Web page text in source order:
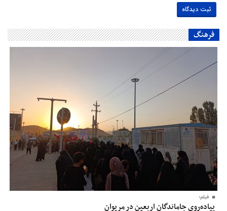
فرهنگ
فیلم؛
پیاده‌روی جاماندگان اربعین در مریوان